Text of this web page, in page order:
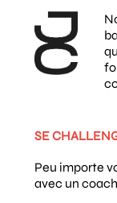
SE
Peu importe
avec un